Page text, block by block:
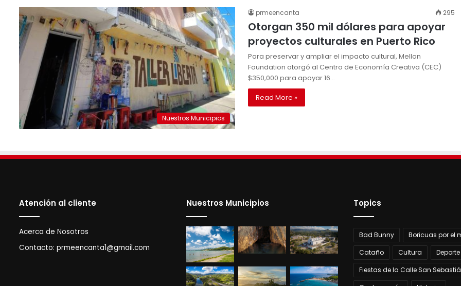
Nuestros Municipios
prmeencanta 295
Otorgan 350 mil dólares para apoyar
proyectos culturales en Puerto Rico
Para preservar y ampliar el impacto cultural, Mellon
Foundation otorgó al Centro de Economía Creativa (CEC)
$350,000 para apoyar 16…
Read More »
Atención al cliente
Acerca de Nosotros
Contacto: prmeencanta1@gmail.com
Nuestros Municipios Topics
Bad Bunny
Boricuas por el
Cataño
Cultura
Deporte
Fiestas de la Calle San